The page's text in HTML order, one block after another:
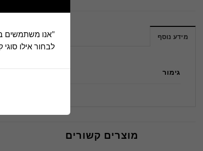
מידע נוסף
גימור
מוצרים קשורים
לבחור אילו